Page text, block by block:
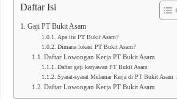
Daftar Isi
Gaji PT Bukit Asam
Apa itu PT Bukit Asam?
Dimana lokasi PT Bukit Asam?
Daftar Lowongan Kerja PT Bukit Asam
Daftar gaji karyawan PT Bukit Asam
Syarat-syarat Melamar Kerja di PT Bukit Asam :
Daftar Lowongan Kerja PT Bukit Asam